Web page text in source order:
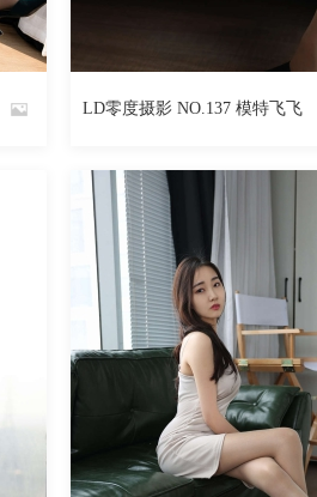
回复 3239
魅丝社
LD零度摄影 NO.137 模特飞飞